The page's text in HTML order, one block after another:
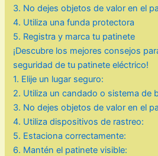
3. No dejes objetos de valor en el
4. Utiliza una funda protectora
5. Registra y marca tu patinete
¡Descubre los mejores consejos
seguridad de tu patinete eléctrico!
1. Elije un lugar seguro:
2. Utiliza un candado o sistema de
3. No dejes objetos de valor en el
4. Utiliza dispositivos de rastreo:
5. Estaciona correctamente:
6. Mantén el patinete visible: